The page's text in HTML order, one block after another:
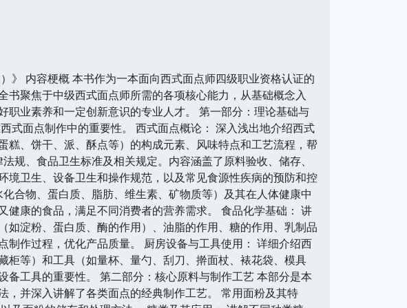
》 内容梗概 本书作为一本面向西式面点师四级职业资格认证的
聚焦于中级西式面点师所需的各项核心能力，从基础概念入
业素养和一定创新意识的专业人才。 第一部分：理论基础与
式面点制作中的重要性。 西式面点概论： 深入浅出地介绍西式
、饼干、派、酥点等）的构成元素、风味特点和工艺流程，帮
规、食品卫生标准及相关规定。内容涵盖了原料验收、储存、
卫生、设备卫生和操作规范，以及常见食源性疾病的预防和控
合物、蛋白质、脂肪、维生素、矿物质等）及其在人体健康中
康的食品，满足不同消费者的营养需求。 食品化学基础： 讲
淀粉、蛋白质、酶的作用）、油脂的作用、糖的作用、乳制品
作过程，优化产品质量。 厨房设备与工具使用： 详细介绍西
等）和工具（如量杯、量勺、刮刀、擀面杖、裱花袋、模具
工具的重要性。 第二部分：核心原料与制作工艺 本部分是本
并深入讲解了各类面点的经典制作工艺。 常用面粉及其特